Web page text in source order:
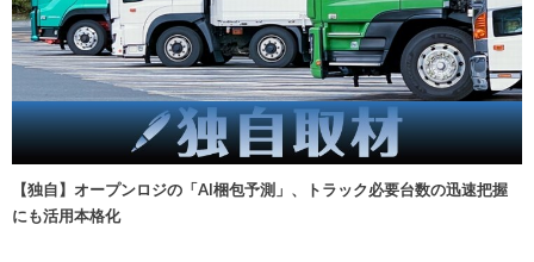
【独自】オープンロジの「AI梱包予測」、トラック必要台数の迅速把握
にも活用本格化